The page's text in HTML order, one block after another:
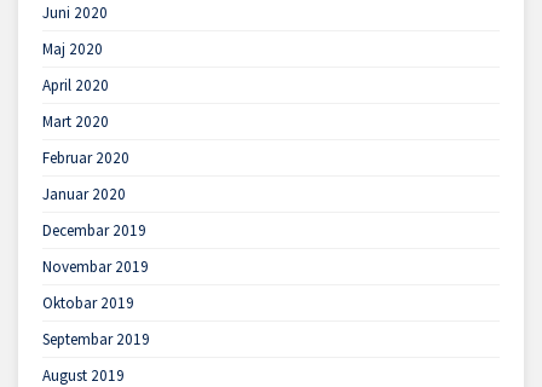
Juni 2020
Maj 2020
April 2020
Mart 2020
Februar 2020
Januar 2020
Decembar 2019
Novembar 2019
Oktobar 2019
Septembar 2019
August 2019